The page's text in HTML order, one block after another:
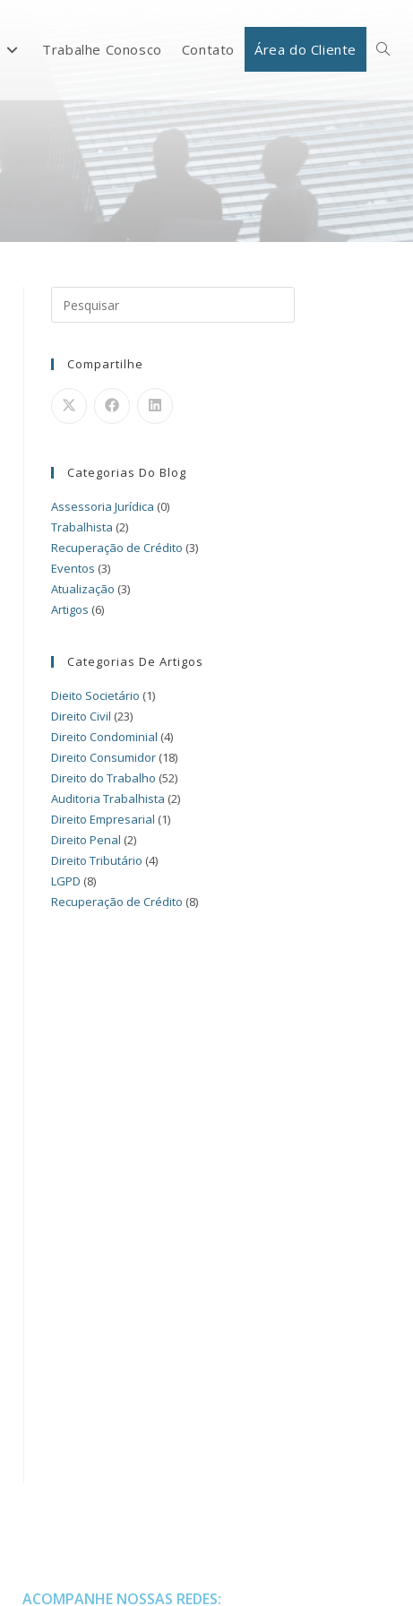
Trabalhe Conosco Contato Área do Cliente
Compartilhe
Categorias Do Blog
Assessoria Jurídica (0)
Trabalhista (2)
Recuperação de Crédito (3)
Eventos (3)
Atualização (3)
Artigos (6)
Categorias De Artigos
Dieito Societário (1)
Direito Civil (23)
Direito Condominial (4)
Direito Consumidor (18)
Direito do Trabalho (52)
Auditoria Trabalhista (2)
Direito Empresarial (1)
Direito Penal (2)
Direito Tributário (4)
LGPD (8)
Recuperação de Crédito (8)
ACOMPANHE NOSSAS REDES: